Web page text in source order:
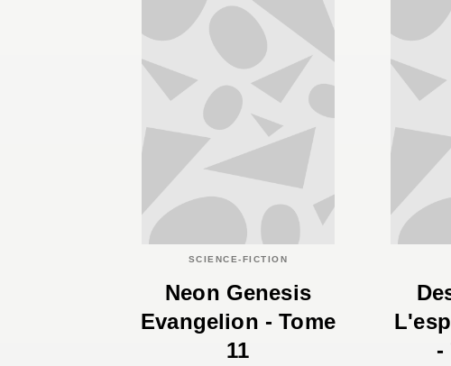
SCIENCE-FICTION
Neon Genesis
Evangelion - Tome
11
-